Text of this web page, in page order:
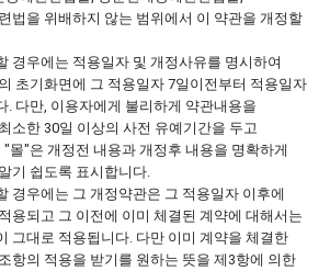
법을 위배하지 않는 범위에서 이 약관을 개정할
경우에는 적용일자 및 개정사유를 명시하여
초기화면에 그 적용일자 7일이전부터 적용일자
. 다만, 이용자에게 불리하게 약관내용을
소한 30일 이상의 사전 유예기간을 두고
"몰"은 개정전 내용과 개정후 내용을 명확하게
기 쉽도록 표시합니다.
경우에는 그 개정약관은 그 적용일자 이후에
용되고 그 이전에 이미 체결된 계약에 대해서는
그대로 적용됩니다. 다만 이미 계약을 체결한
항의 적용을 받기를 원하는 뜻을 제3항에 의한